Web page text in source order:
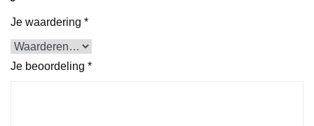
Je waardering *
Je beoordeling *